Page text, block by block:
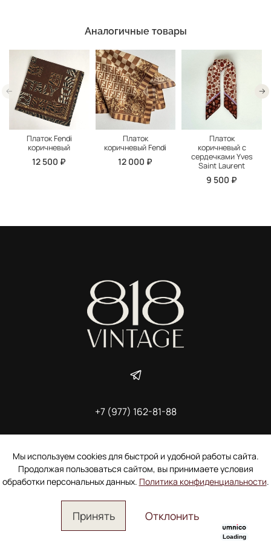
Аналогичные товары
Платок Fendi
коричневый
12 500 ₽
Платок
коричневый Fendi
12 000 ₽
Платок
коричневый с
сердечками Yves
Saint Laurent
9 500 ₽
+7 (977) 162-81-88
Пользовательское соглашение
Электронное согласие покупателя на рассылку
Согласие на обработку персональных данных
Мы используем cookies для быстрой и удобной работы сайта.
Продолжая пользоваться сайтом, вы принимаете условия
обработки персональных данных. Политика конфиденциальности.
Принять Отклонить
Профиль
Loading